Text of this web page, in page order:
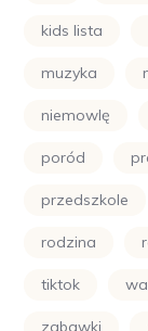
kids lista
muzyka
niemowlę
poród
przedszkole
rodzina
tiktok
zabawki